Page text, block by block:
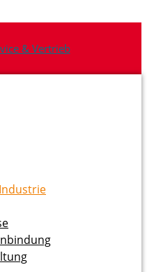
& Vertrieb